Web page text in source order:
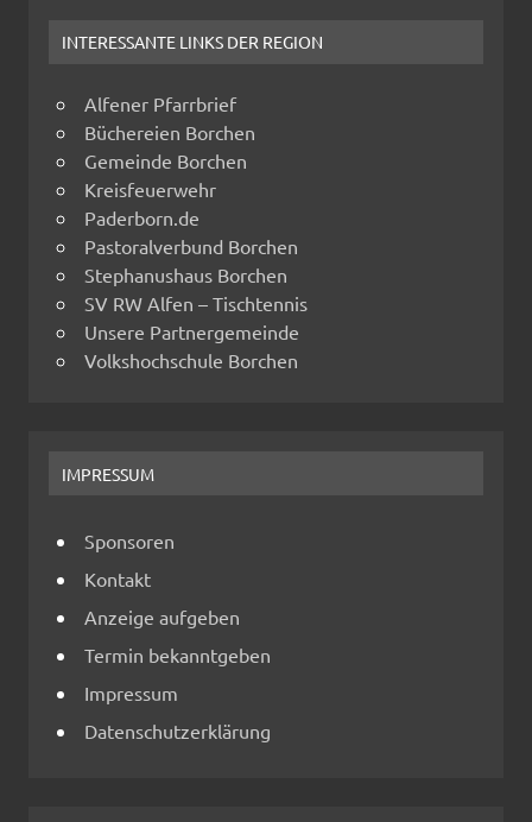
INTERESSANTE LINKS DER REGION
Alfener Pfarrbrief
Büchereien Borchen
Gemeinde Borchen
Kreisfeuerwehr
Paderborn.de
Pastoralverbund Borchen
Stephanushaus Borchen
SV RW Alfen – Tischtennis
Unsere Partnergemeinde
Volkshochschule Borchen
IMPRESSUM
Sponsoren
Kontakt
Anzeige aufgeben
Termin bekanntgeben
Impressum
Datenschutzerklärung